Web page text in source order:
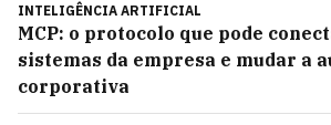
INTELIGÊNCIA ARTIFICIAL
MCP: o protocolo que pode
sistemas da empresa e mudar a
corporativa